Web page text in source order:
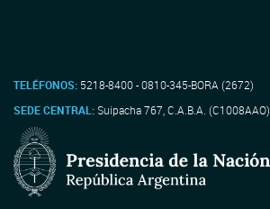
TELÉFONOS: 5218-8400 - 0810-345-BORA (2672)
SEDE CENTRAL:Suipacha 767, C.A.B.A. (C1008AAO)